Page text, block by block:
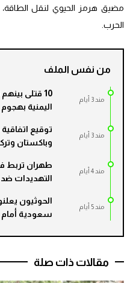
مضيق هرمز الحيوي لنقل الطاقة،
الحرب.
من نفس الملف
مند 3 أيام
10 قتلى
اليمنية
مند 3 أيام
توقيع
وباكستان
مند 4 أيام
طهران تربط
التهديدات ضد
مند 5 أيام
الحوثيون
سعودية أمام
مقالات ذات صلة